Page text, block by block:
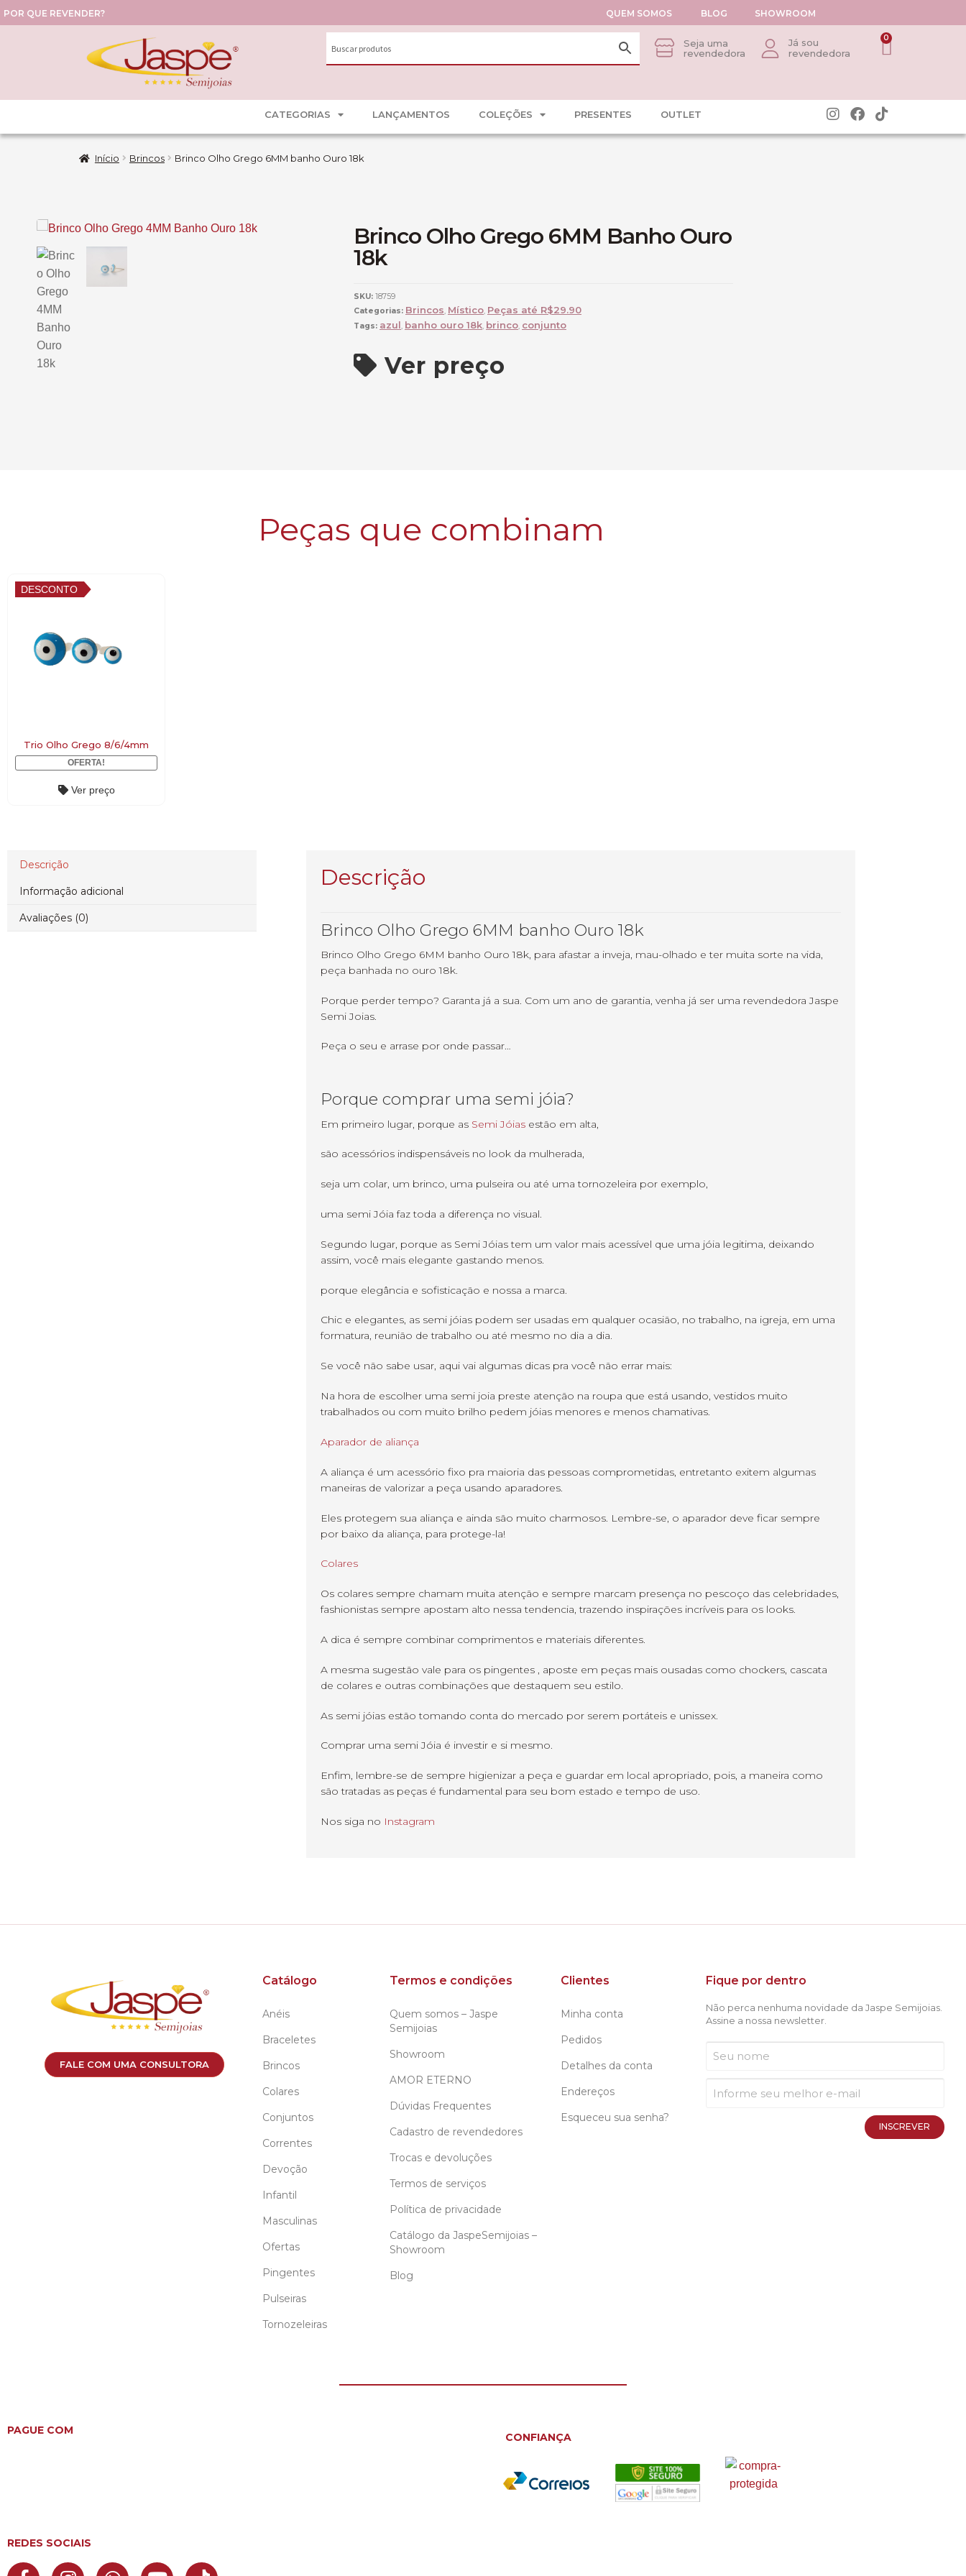
POR QUE REVENDER? QUEM SOMOS BLOG SHOWROOM
Seja uma
revendedora
Já sou
revendedora
0
CATEGORIAS LANÇAMENTOS COLEÇÕES PRESENTES OUTLET
Início Brincos Brinco Olho Grego 6MM banho Ouro 18k
Brinco Olho Grego 6MM Banho Ouro
18k
SKU: 18759
Categorias: Brincos, Místico, Peças até R$29.90
Tags: azul, banho ouro 18k, brinco, conjunto
Ver preço
Peças que combinam
DESCONTO
Trio Olho Grego 8/6/4mm
OFERTA!
Ver preço
Descrição
Informação adicional
Avaliações (0)
Descrição
Brinco Olho Grego 6MM banho Ouro 18k
Brinco Olho Grego 6MM banho Ouro 18k, para afastar a inveja, mau-olhado e ter muita sorte na vida,
peça banhada no ouro 18k.
Porque perder tempo? Garanta já a sua. Com um ano de garantia, venha já ser uma revendedora Jaspe
Semi Joias.
Peça o seu e arrase por onde passar…
Porque comprar uma semi jóia?
Em primeiro lugar, porque as Semi Jóias estão em alta,
são acessórios indispensáveis no look da mulherada,
seja um colar, um brinco, uma pulseira ou até uma tornozeleira por exemplo,
uma semi Jóia faz toda a diferença no visual.
Segundo lugar, porque as Semi Jóias tem um valor mais acessível que uma jóia legitima, deixando
assim, você mais elegante gastando menos.
porque elegância e sofisticação e nossa a marca.
Chic e elegantes, as semi jóias podem ser usadas em qualquer ocasião, no trabalho, na igreja, em uma
formatura, reunião de trabalho ou até mesmo no dia a dia.
Se você não sabe usar, aqui vai algumas dicas pra você não errar mais:
Na hora de escolher uma semi joia preste atenção na roupa que está usando, vestidos muito
trabalhados ou com muito brilho pedem jóias menores e menos chamativas.
Aparador de aliança
A aliança é um acessório fixo pra maioria das pessoas comprometidas, entretanto exitem algumas
maneiras de valorizar a peça usando aparadores.
Eles protegem sua aliança e ainda são muito charmosos. Lembre-se, o aparador deve ficar sempre
por baixo da aliança, para protege-la!
Colares
Os colares sempre chamam muita atenção e sempre marcam presença no pescoço das celebridades,
fashionistas sempre apostam alto nessa tendencia, trazendo inspirações incríveis para os looks.
A dica é sempre combinar comprimentos e materiais diferentes.
A mesma sugestão vale para os pingentes , aposte em peças mais ousadas como chockers, cascata
de colares e outras combinações que destaquem seu estilo.
As semi jóias estão tomando conta do mercado por serem portáteis e unissex.
Comprar uma semi Jóia é investir e si mesmo.
Enfim, lembre-se de sempre higienizar a peça e guardar em local apropriado, pois, a maneira como
são tratadas as peças é fundamental para seu bom estado e tempo de uso.
Nos siga no Instagram
FALE COM UMA CONSULTORA
Catálogo
Anéis
Braceletes
Brincos
Colares
Conjuntos
Correntes
Devoção
Infantil
Masculinas
Ofertas
Pingentes
Pulseiras
Tornozeleiras
Termos e condições
Quem somos – Jaspe
Semijoias
Showroom
AMOR ETERNO
Dúvidas Frequentes
Cadastro de revendedores
Trocas e devoluções
Termos de serviços
Política de privacidade
Catálogo da JaspeSemijoias –
Showroom
Blog
Clientes
Minha conta
Pedidos
Detalhes da conta
Endereços
Esqueceu sua senha?
Fique por dentro
Não perca nenhuma novidade da Jaspe Semijoias.
Assine a nossa newsletter.
INSCREVER
PAGUE COM
CONFIANÇA
REDES SOCIAIS